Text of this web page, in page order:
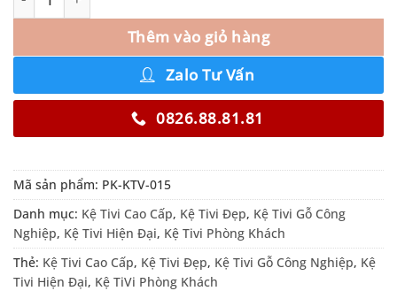
Thêm vào giỏ hàng
Zalo Tư Vấn
0826.88.81.81
Mã sản phẩm: PK-KTV-015
Danh mục: Kệ Tivi Cao Cấp, Kệ Tivi Đẹp, Kệ Tivi Gỗ Công
Nghiệp, Kệ Tivi Hiện Đại, Kệ Tivi Phòng Khách
Thẻ: Kệ Tivi Cao Cấp, Kệ Tivi Đẹp, Kệ Tivi Gỗ Công Nghiệp, Kệ
Tivi Hiện Đại, Kệ TiVi Phòng Khách